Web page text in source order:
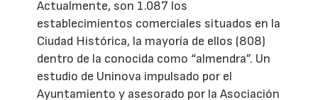
Actualmente, son 1.087 los
establecimientos comerciales situados en la
Ciudad Histórica, la mayoría de ellos (808)
dentro de la conocida como “almendra”. Un
estudio de Uninova impulsado por el
Ayuntamiento y asesorado por la Asociación